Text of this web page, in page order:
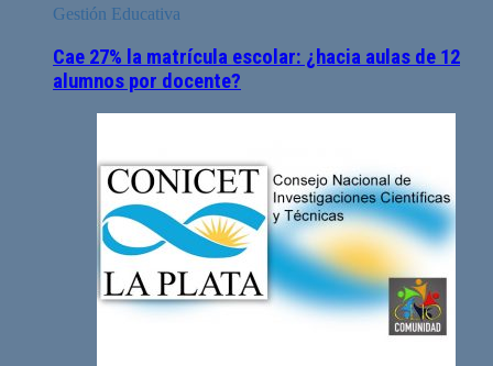
Gestión Educativa
Cae 27% la matrícula escolar: ¿hacia aulas de 12
alumnos por docente?